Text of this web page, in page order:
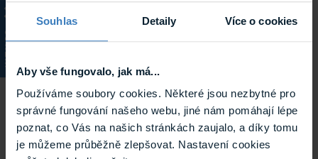
Souhlas Detaily Více o cookies
Aby vše fungovalo, jak má...
Používáme soubory cookies. Některé jsou nezbytné pro
správné fungování našeho webu, jiné nám pomáhají lépe
poznat, co Vás na našich stránkách zaujalo, a díky tomu
je můžeme průběžně zlepšovat. Nastavení cookies
KATALOG